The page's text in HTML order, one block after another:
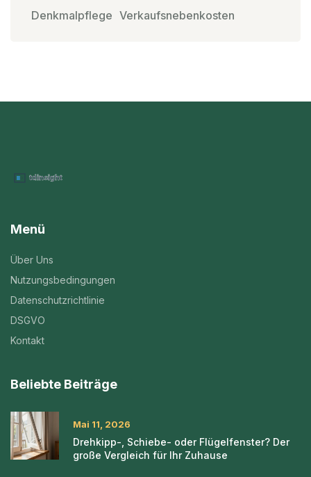
Denkmalpflege Verkaufsnebenkosten
Menü
Über Uns
Nutzungsbedingungen
Datenschutzrichtlinie
DSGVO
Kontakt
Beliebte Beiträge
Mai 11, 2026
Drehkipp-, Schiebe- oder Flügelfenster? Der
große Vergleich für Ihr Zuhause